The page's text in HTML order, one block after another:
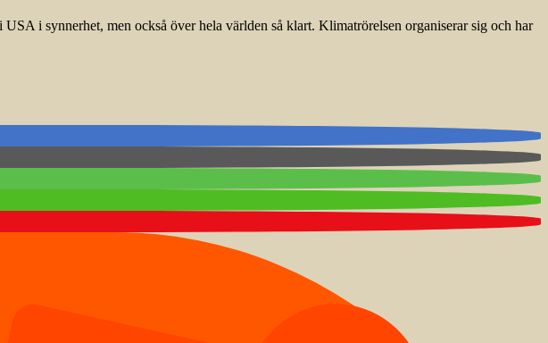
i synnerhet, men också över hela världen så klart. Klimatrörelsen organiserar sig och har